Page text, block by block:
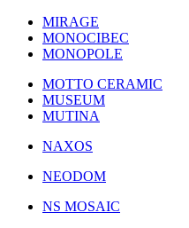
MIRAGE
MONOCIBEC
MONOPOLE
MOTTO CERAMIC
MUSEUM
MUTINA
NAXOS
NEODOM
NS MOSAIC